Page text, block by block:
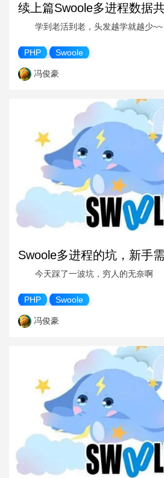
续上篇Swoole多进程数据
学到老活到老，头发越学就越少~~
PHP Swoole
冯俊豪
Swoole多进程的坑，新手
今天踩了一波坑，穷人的无奈啊
PHP Swoole
冯俊豪